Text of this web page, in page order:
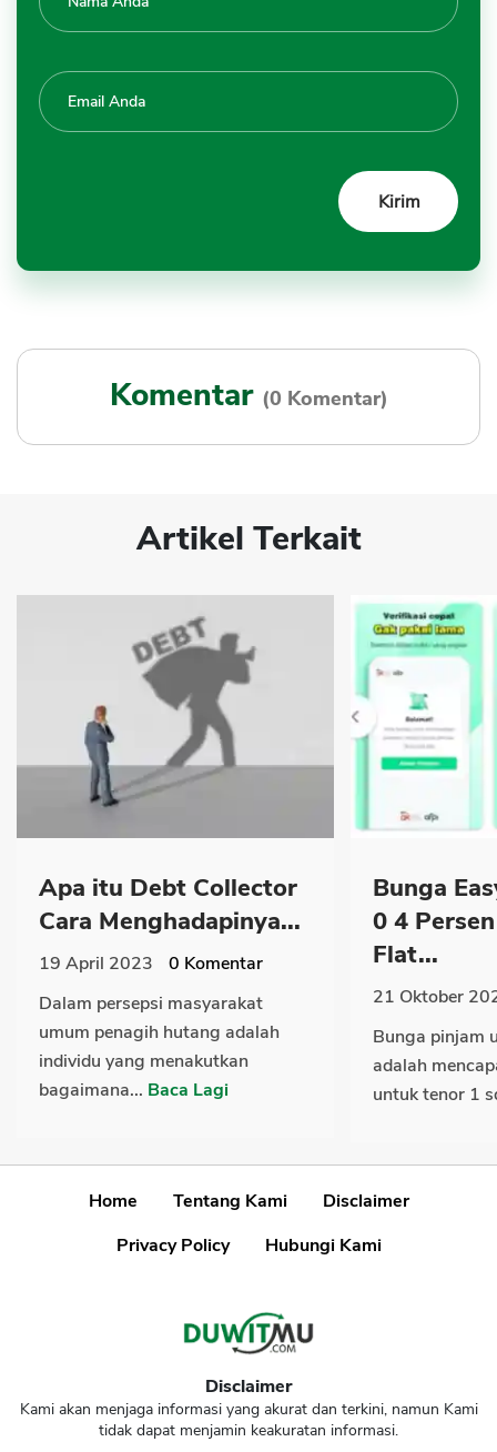
Komentar (0 Komentar)
Artikel Terkait
Apa itu Debt Collector
Cara Menghadapinya...
19 April 2023 0 Komentar
Dalam persepsi masyarakat
umum penagih hutang adalah
individu yang menakutkan
bagaimana... Baca Lagi
Bunga
0 4
Flat...
21 Oktober
Bunga pinjam
adalah
untuk tenor 1
Home Tentang Kami
Disclaimer
Privacy Policy
Hubungi Kami
Disclaimer
Kami akan menjaga informasi yang akurat dan terkini, namun Kami
tidak dapat menjamin keakuratan informasi.